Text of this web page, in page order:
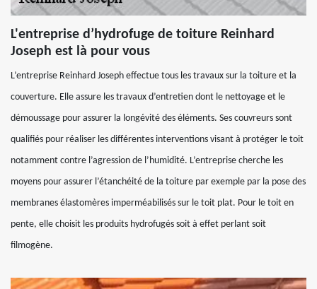
L'entreprise d’hydrofuge de toiture Reinhard
Joseph est là pour vous
L’entreprise Reinhard Joseph effectue tous les travaux sur la toiture et la
couverture. Elle assure les travaux d’entretien dont le nettoyage et le
démoussage pour assurer la longévité des éléments. Ses couvreurs sont
qualifiés pour réaliser les différentes interventions visant à protéger le toit
notamment contre l’agression de l’humidité. L’entreprise cherche les
moyens pour assurer l’étanchéité de la toiture par exemple par la pose des
membranes élastomères imperméabilisés sur le toit plat. Pour le toit en
pente, elle choisit les produits hydrofugés soit à effet perlant soit
filmogène.